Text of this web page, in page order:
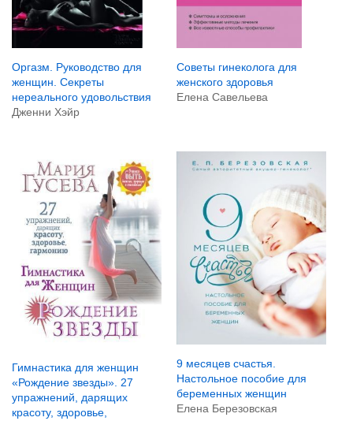
Оргазм. Руководство для
женщин. Секреты
нереального удовольствия
Дженни Хэйр
Советы гинеколога для
женского здоровья
Елена Савельева
Гимнастика для женщин
«Рождение звезды». 27
упражнений, дарящих
красоту, здоровье,
9 месяцев счастья.
Настольное пособие для
беременных женщин
Елена Березовская